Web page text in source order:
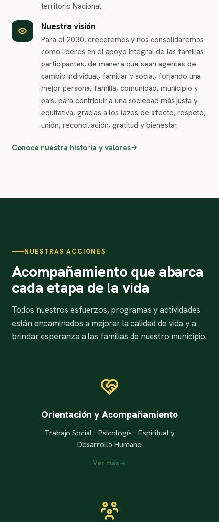
territorio Nacional.
Nuestra visión
Para el 2030, creceremos y nos consolidaremos
como líderes en el apoyo integral de las familias
participantes, de manera que sean agentes de
cambio individual, familiar y social, forjando una
mejor persona, familia, comunidad, municipio y
país, para contribuir a una sociedad más justa y
equitativa, gracias a los lazos de afecto, respeto,
unión, reconciliación, gratitud y bienestar.
Conoce nuestra historia y valores
NUESTRAS ACCIONES
Acompañamiento que abarca
cada etapa de la vida
Todos nuestros esfuerzos, programas y actividades
están encaminados a mejorar la calidad de vida y a
brindar esperanza a las familias de nuestro municipio.
Orientación y Acompañamiento
Trabajo Social · Psicología · Espiritual y
Desarrollo Humano
Ver más